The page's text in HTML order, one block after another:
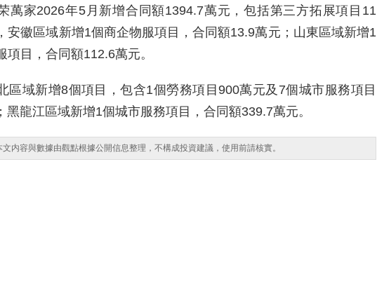
萬家2026年5月新增合同額1394.7萬元，包括第三方拓展項目11
安徽區域新增1個商企物服項目，合同額13.9萬元；山東區域新增1
項目，合同額112.6萬元。
區域新增8個項目，包含1個勞務項目900萬元及7個城市服務項目
黑龍江區域新增1個城市服務項目，合同額339.7萬元。
内容與數據由觀點根據公開信息整理，不構成投資建議，使用前請核實。